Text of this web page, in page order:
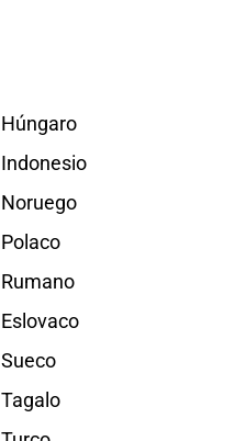
Húngaro
Indonesio
Noruego
Polaco
Rumano
Eslovaco
Sueco
Tagalo